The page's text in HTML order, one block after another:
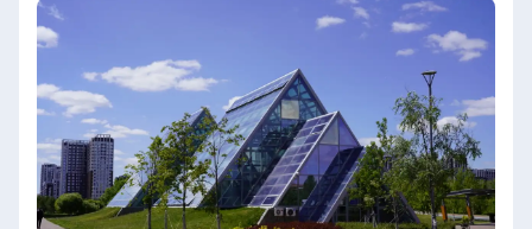
Этический кодекс
Служу стране